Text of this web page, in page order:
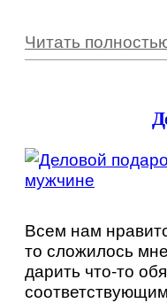
Читать
Всем нам
то сложилось
дарить что-то